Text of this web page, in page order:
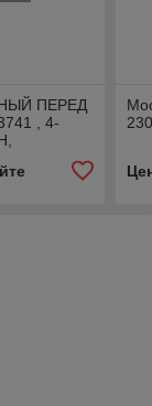
ПЕРЕД
, 4-